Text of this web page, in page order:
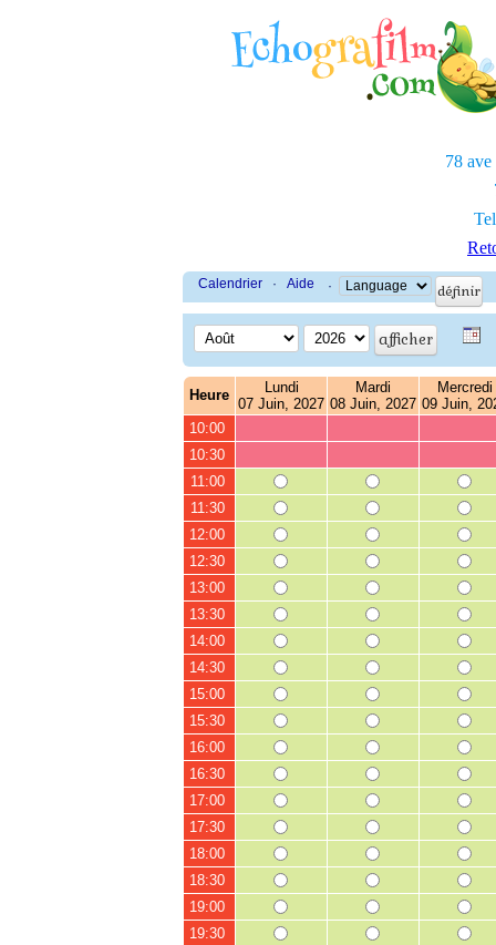
78 ave
Calendrier · Aide ·
Heure
Lundi
07 Juin, 2027
Mardi
08 Juin, 2027
Mercredi
09 Juin,
10:00
10:30
11:00
11:30
12:00
12:30
13:00
13:30
14:00
14:30
15:00
15:30
16:00
16:30
17:00
17:30
18:00
18:30
19:00
19:30